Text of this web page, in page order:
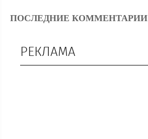
ПОСЛЕДНИЕ КОММЕНТАРИИ
РЕКЛАМА